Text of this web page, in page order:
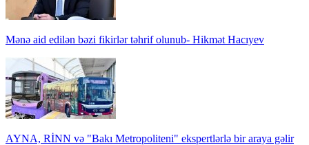
Mənə aid edilən bəzi fikirlər təhrif olunub- Hikmət Hacıyev
AYNA, RİNN və "Bakı Metropoliteni" ekspertlərlə bir araya gəlir